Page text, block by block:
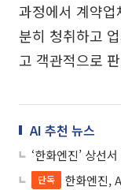
과정에서 계약
분히 청취하고
고 객관적으로
AI 추천 뉴스
단독
한화엔진,